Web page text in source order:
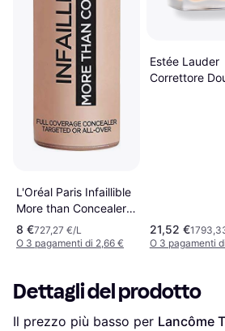
L'Oréal Paris Infaillible
More than Concealer
#327 Cashmere
8 €727,27 €/L
O 3 pagamenti di 2,66 €
Estée Lauder
Correttore
21,52 €
O 3 pagamenti
Dettagli del prodotto
Il prezzo più basso per Lancôme